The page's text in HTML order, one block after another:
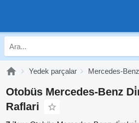
Yedek parçalar Mercedes-
Otobüs Mercedes-Benz
Raflari